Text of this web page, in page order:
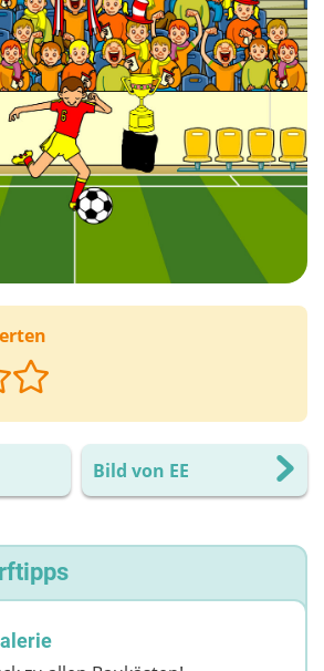
Bild von EE